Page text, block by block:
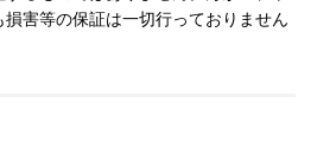
害等の保証は一切行っておりません